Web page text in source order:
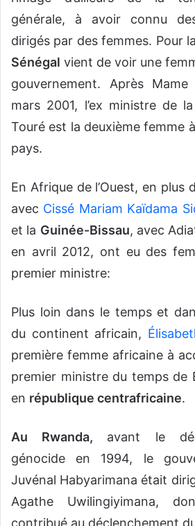
générale, à avoir connu
dirigés par des femmes. Pour
Sénégal vient de voir une
gouvernement. Après
mars 2001, l’ex ministre de
Touré est la deuxième femme
pays.
En Afrique de l’Ouest, en plus
avec Cissé Mariam Kaïdama
et la Guinée-Bissau, avec
en avril 2012, ont eu des
premier ministre:
Plus loin dans le temps et
du continent africain,
première femme africaine à
premier ministre du temps de
en république centrafricaine.
Au Rwanda, avant le
génocide en 1994, le
Juvénal Habyarimana était
Agathe Uwilingiyimana,
contribué au déclenchement